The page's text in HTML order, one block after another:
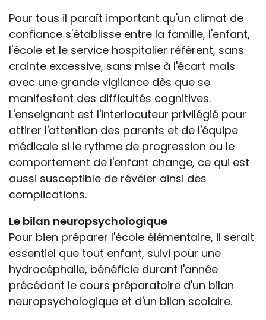
Pour tous il paraît important qu'un climat de
confiance s'établisse entre la famille, l'enfant,
l'école et le service hospitalier référent, sans
crainte excessive, sans mise à l'écart mais
avec une grande vigilance dès que se
manifestent des difficultés cognitives.
L'enseignant est l'interlocuteur privilégié pour
attirer l'attention des parents et de l'équipe
médicale si le rythme de progression ou le
comportement de l'enfant change, ce qui est
aussi susceptible de révéler ainsi des
complications.
Le bilan neuropsychologique
Pour bien préparer l'école élémentaire, il serait
essentiel que tout enfant, suivi pour une
hydrocéphalie, bénéficie durant l'année
précédant le cours préparatoire d'un bilan
neuropsychologique et d'un bilan scolaire.